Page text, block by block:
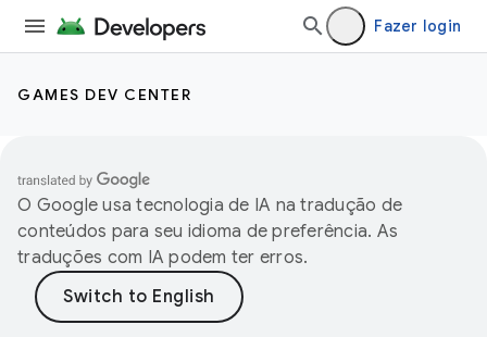
Fazer login
GAMES DEV CENTER
O Google usa tecnologia de IA na tradução de
conteúdos para seu idioma de preferência. As
traduções com IA podem ter erros.